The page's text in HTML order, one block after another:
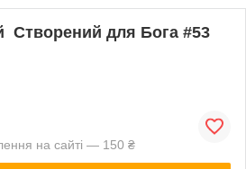
Створений для Бога #53
на сайті — 150 ₴